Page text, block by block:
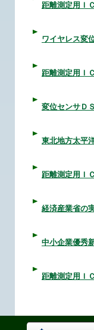
距離測定用Ｉ
ワイヤレス変
距離測定用Ｉ
変位センサＤ
東北地方太平
距離測定用Ｉ
経済産業省の
中小企業優秀
距離測定用Ｉ